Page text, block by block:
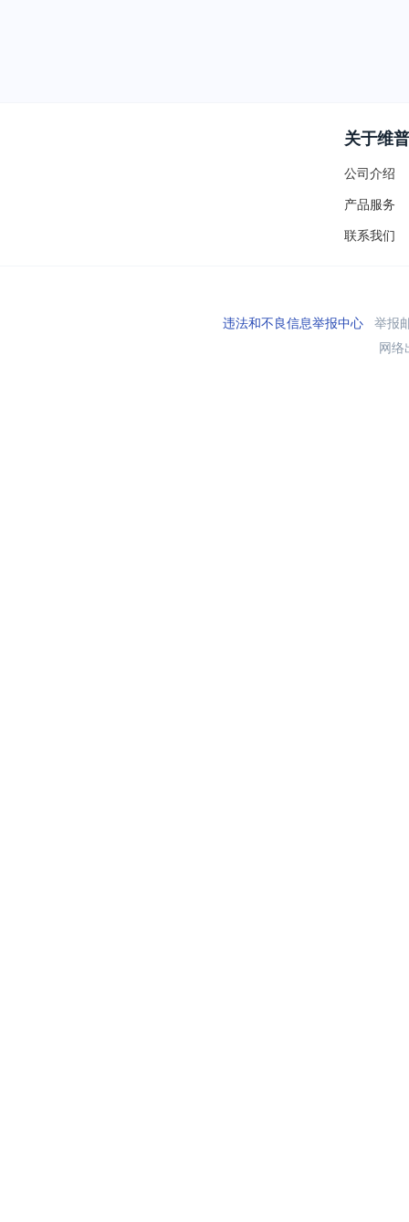
关于维普
公司介绍
产品服务
联系我们
违法和不良信息举报中心举报
网